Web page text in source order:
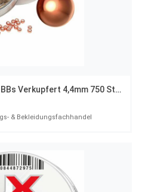
DIANA Oktoberfest Blei BBs Verkupfert 4,4mm 750 Stück
& Bekleidungsfachhandel